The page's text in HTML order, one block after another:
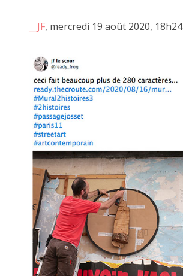
__JF, mercredi 19 août 2020, 18h24
CECILE RAYMOND, 18 octobre 2014